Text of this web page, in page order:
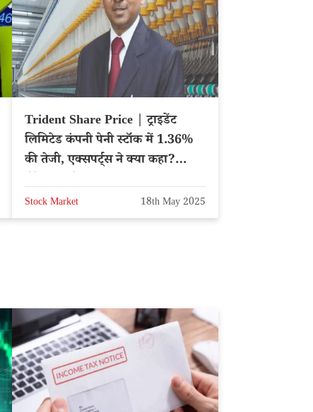
Trident Share Price | ट्राइडेंट
लिमिटेड कंपनी पेनी स्टॉक में 1.36%
की तेजी, एक्सपर्ट्स ने क्या कहा?
Stock Market 18th May 2025